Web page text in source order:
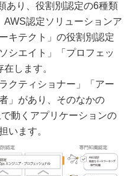
あり、役割別認定の6種類
認定ソリューションア
キテクト」の役割別認定
シエイト」「プロフェッ
します。
クティショナー」「アー
」があり、そのなかの
動くアプリケーションの
います。